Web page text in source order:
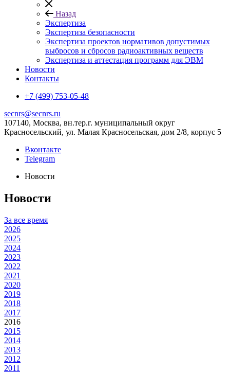
Назад
Экспертиза
Экспертиза безопасности
Экспертиза проектов нормативов допустимых
выбросов и сбросов радиоактивных веществ
Экспертиза и аттестация программ для ЭВМ
Новости
Контакты
+7 (499) 753-05-48
secnrs@secnrs.ru
107140, Москва, вн.тер.г. муниципальный округ
Красносельский, ул. Малая Красносельская, дом 2/8, корпус 5
Вконтакте
Telegram
Новости
Новости
За все время
2026
2025
2024
2023
2022
2021
2020
2019
2018
2017
2016
2015
2014
2013
2012
2011